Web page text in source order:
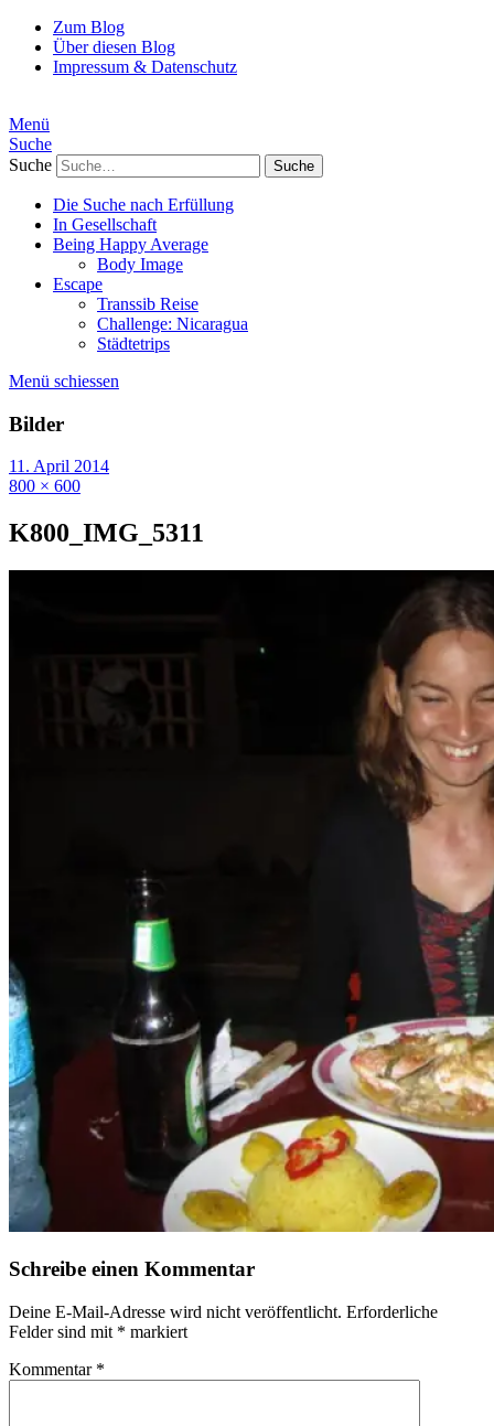
Zum Blog
Über diesen Blog
Impressum & Datenschutz
Menü
Suche
Suche
Die Suche nach Erfüllung
In Gesellschaft
Being Happy Average
Body Image
Escape
Transsib Reise
Challenge: Nicaragua
Städtetrips
Menü schiessen
Bilder
11. April 2014
800 × 600
K800_IMG_5311
Schreibe einen Kommentar
Deine E-Mail-Adresse wird nicht veröffentlicht. Erforderliche
Felder sind mit * markiert
Kommentar *